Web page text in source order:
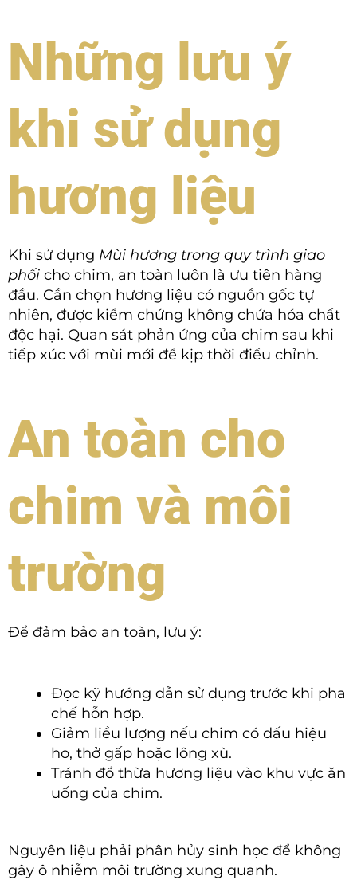
Những lưu ý
khi sử dụng
hương liệu
Khi sử dụng Mùi hương trong quy trình giao
phối cho chim, an toàn luôn là ưu tiên hàng
đầu. Cần chọn hương liệu có nguồn gốc tự
nhiên, được kiểm chứng không chứa hóa chất
độc hại. Quan sát phản ứng của chim sau khi
tiếp xúc với mùi mới để kịp thời điều chỉnh.
An toàn cho
chim và môi
trường
Để đảm bảo an toàn, lưu ý:
Đọc kỹ hướng dẫn sử dụng trước khi pha
chế hỗn hợp.
Giảm liều lượng nếu chim có dấu hiệu
ho, thở gấp hoặc lông xù.
Tránh đổ thừa hương liệu vào khu vực ăn
uống của chim.
Nguyên liệu phải phân hủy sinh học để không
gây ô nhiễm môi trường xung quanh.